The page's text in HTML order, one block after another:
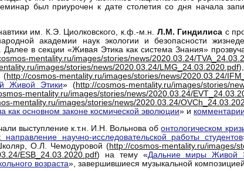
был приурочен к дате столетия со дня начала
им. К.Э. Циолковского, к.ф.-м.н. Л.М. Гиндилиса с
академии наук экологии и безопасности
Далее в секции «Живая Этика как система Знания»
mentality.ru/images/stories/news/2020.03.24/
images/stories/news/2020.03.24/LMG_24.03.2020.pdf
(http://cosmos-mentality.ru/images/stories/news/2020.03.24/
Живой Этики» (http://cosmos-mentality.ru/images/stories/
mentality.ru/images/stories/news/2020.03.24/
mentality.ru/images/stories/news/2020.03.24/
как основном законе космической эволюции» и комментарии
выступление к.т.н. И.Н. Вольнова обонтологическом
научно-исследовательской работы студентов
О.Л. Чемодуровой (http://cosmos-mentality.ru/images/
ESB_24.03.2020.pdf) на тему «Дальние миры Живой
возраста», завершившиеся музыкальной